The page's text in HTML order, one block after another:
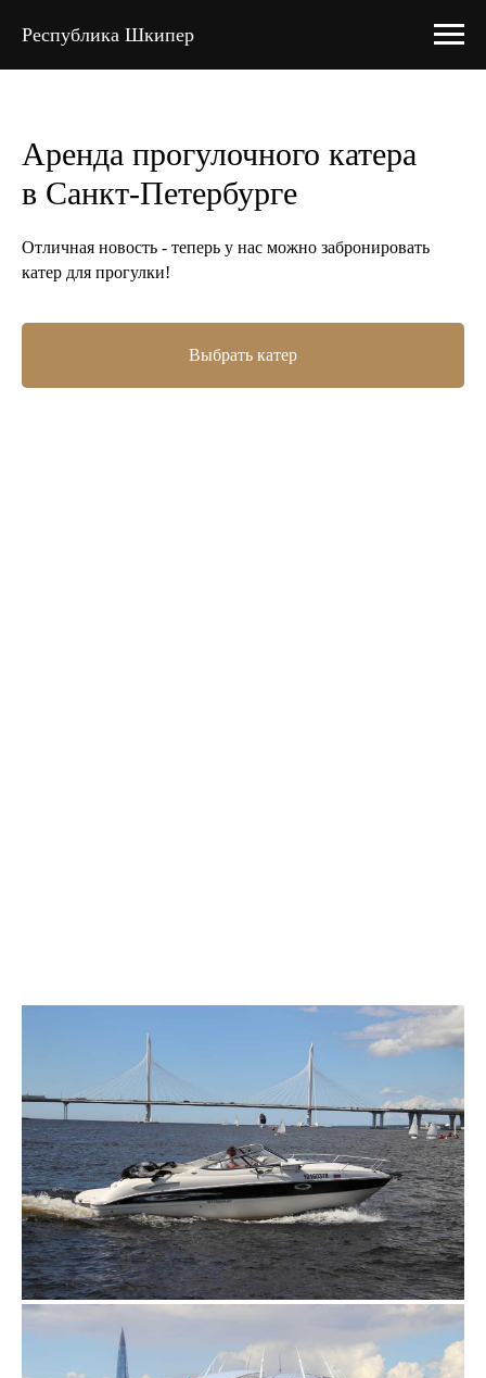
Республика Шкипер
Аренда прогулочного катера
в Санкт-Петербурге
Отличная новость - теперь у нас можно забронировать
катер для прогулки!
Выбрать катер